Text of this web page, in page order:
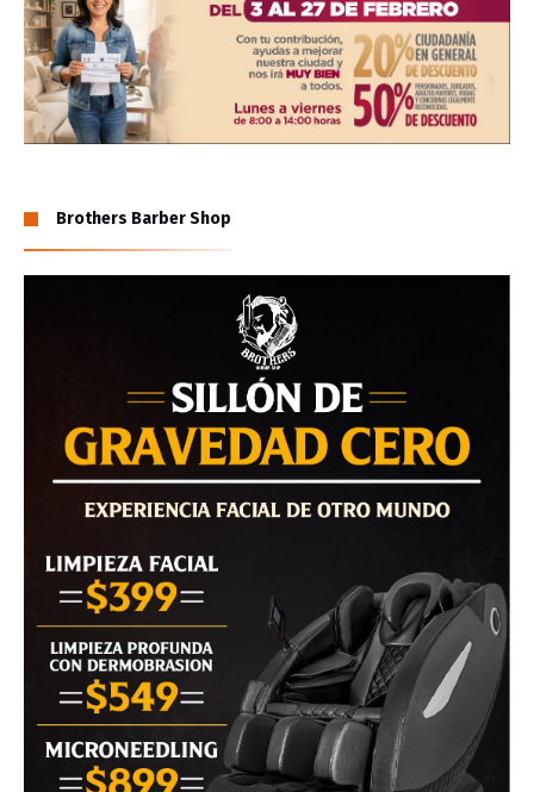
Brothers Barber Shop